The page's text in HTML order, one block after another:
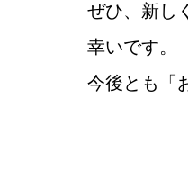
ぜひ、新し
幸いです。
今後とも「